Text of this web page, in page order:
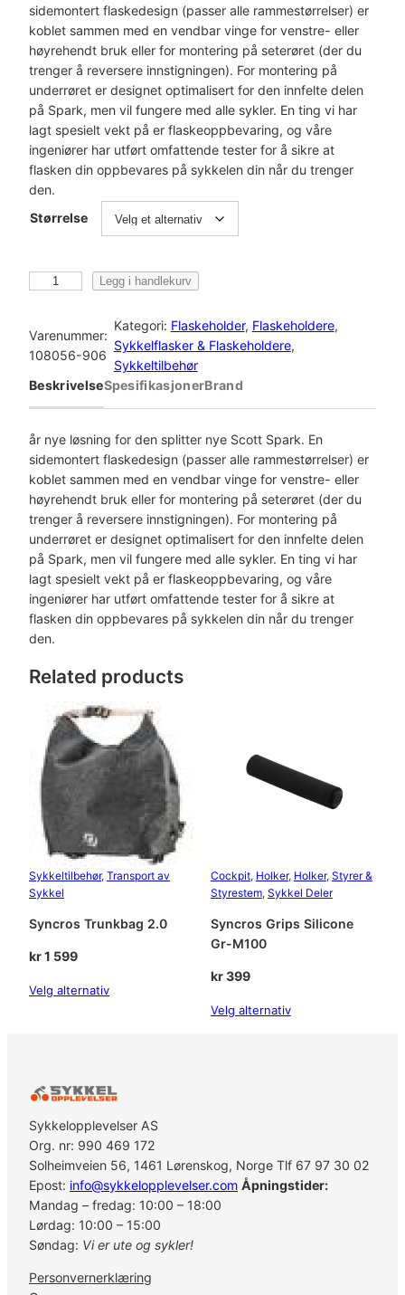
sidemontert flaskedesign (passer alle rammestørrelser) er
koblet sammen med en vendbar vinge for venstre- eller
høyrehendt bruk eller for montering på seterøret (der du
trenger å reversere innstigningen). For montering på
underrøret er designet optimalisert for den innfelte delen
på Spark, men vil fungere med alle sykler. En ting vi har
lagt spesielt vekt på er flaskeoppbevaring, og våre
ingeniører har utført omfattende tester for å sikre at
flasken din oppbevares på sykkelen din når du trenger
den.
Størrelse
c
r
o
o
t
t
l
e
C
a
g
e
C
a
h
o
r
t
s
n
Legg i handlekurv
Varenummer:
108056-906
Kategori: Flaskeholder, Flaskeholdere
Sykkelflasker & Flaskeholdere
Sykkeltilbehør
BeskrivelseSpesifikasjonerBrand
år nye løsning for den splitter nye Scott Spark. En
sidemontert flaskedesign (passer alle rammestørrelser) er
koblet sammen med en vendbar vinge for venstre- eller
høyrehendt bruk eller for montering på seterøret (der du
trenger å reversere innstigningen). For montering på
underrøret er designet optimalisert for den innfelte delen
på Spark, men vil fungere med alle sykler. En ting vi har
lagt spesielt vekt på er flaskeoppbevaring, og våre
ingeniører har utført omfattende tester for å sikre at
flasken din oppbevares på sykkelen din når du trenger
den.
Related products
Sykkeltilbehør, Transport av
Sykkel
Syncros Trunkbag 2.0
kr1 599
Velg alternativ
Cockpit, Holker, Holker, Styrer &
Styrestem, Sykkel Deler
Syncros Grips Silicone
Gr-M100
kr399
Velg alternativ
Sykkelopplevelser AS
Org. nr: 990 469 172
Solheimveien 56, 1461 Lørenskog, Norge Tlf 67 97 30 02
Epost: info@sykkelopplevelser.com Åpningstider:
Mandag – fredag: 10:00 – 18:00
Lørdag: 10:00 – 15:00
Søndag: Vi er ute og sykler!
Personvernerklæring